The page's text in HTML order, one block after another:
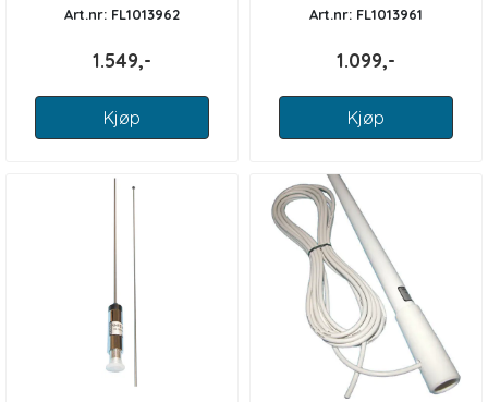
Art.nr: FL1013962
1.549,-
Kjøp
Art.nr: FL1013961
1.099,-
Kjøp